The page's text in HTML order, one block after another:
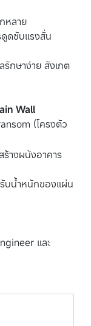
หลาย
ดซับแรงสั่น
กษาง่าย สังเกต
Wall
(โครงตัว
ร้างผนังอาคาร
บน้ำหนักของแผ่น
และ